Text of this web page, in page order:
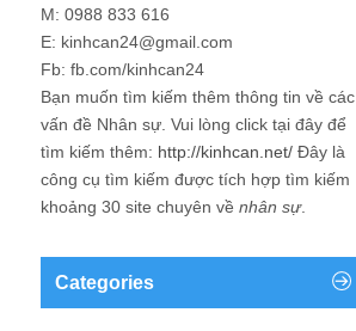
M: 0988 833 616
E: kinhcan24@gmail.com
Fb: fb.com/kinhcan24
Bạn muốn tìm kiếm thêm thông tin về các
vấn đề Nhân sự . Vui lòng click tại đây để
tìm kiếm thêm: http://kinhcan.net/ Đây là
công cụ tìm kiếm được tích hợp tìm kiếm
khoảng 30 site chuyên về nhân sự.
Categories